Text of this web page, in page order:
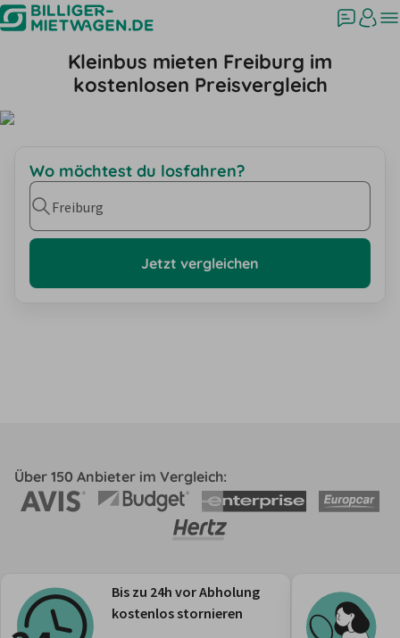
Kleinbus mieten Freiburg im
kostenlosen Preisvergleich
Wo möchtest du losfahren?
Freiburg
Jetzt vergleichen
Über 150 Anbieter im Vergleich:
Bis zu 24h vor Abholung
kostenlos stornieren